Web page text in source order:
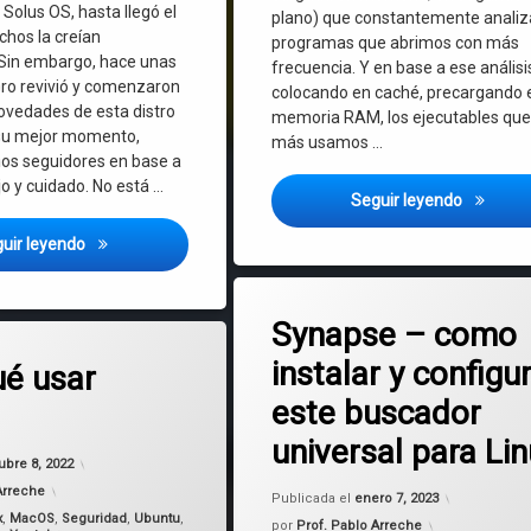
OS, hasta llegó el
la creían
embargo, hace unas
revivió y comenzaron
de esta distro
mejor momento,
seguidores en base a
y cuidado. No está …
leyendo Solus OS 4.4 – Conocemos las características de esta
plano) que constantemente
programas que abrimos con más
frecuencia. Y en base a ese
colocando en caché, precargando
memoria RAM, los ejecutables que
más usamos …
Seguir leyendo
Synapse – como
instalar y
este buscador
universal para
Publicada el enero 7, 2023
por Prof. Pablo Arreche
Alfred
GNU/Linux
Planeta Tecno OS
usar
8, 2022
octubre 8, 2022
, MacOS, Seguridad, Ubuntu,